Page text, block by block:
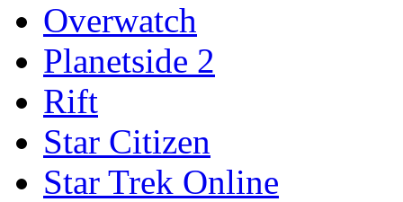
Overwatch
Planetside 2
Rift
Star Citizen
Star Trek Online